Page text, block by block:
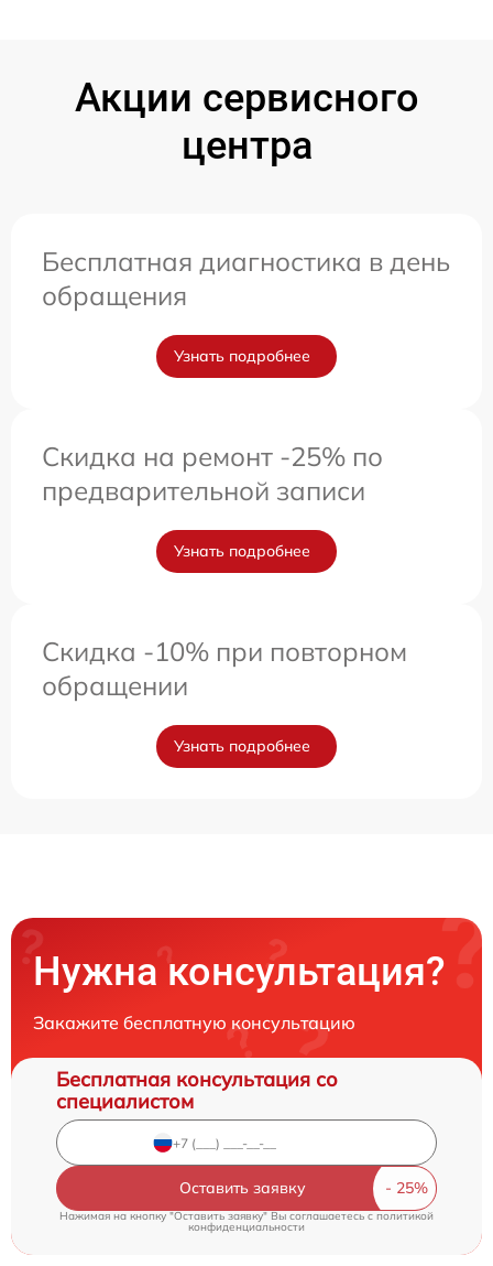
Акции сервисного
центра
Бесплатная диагностика в день
обращения
Узнать подробнее
Скидка на ремонт -25% по
предварительной записи
Узнать подробнее
Скидка -10% при повторном
обращении
Узнать подробнее
Нужна консультация?
Закажите бесплатную консультацию
Бесплатная консультация со
специалистом
Оставить заявку
Нажимая на кнопку "Оставить заявку" Вы соглашаетесь c политикой
конфиденциальности